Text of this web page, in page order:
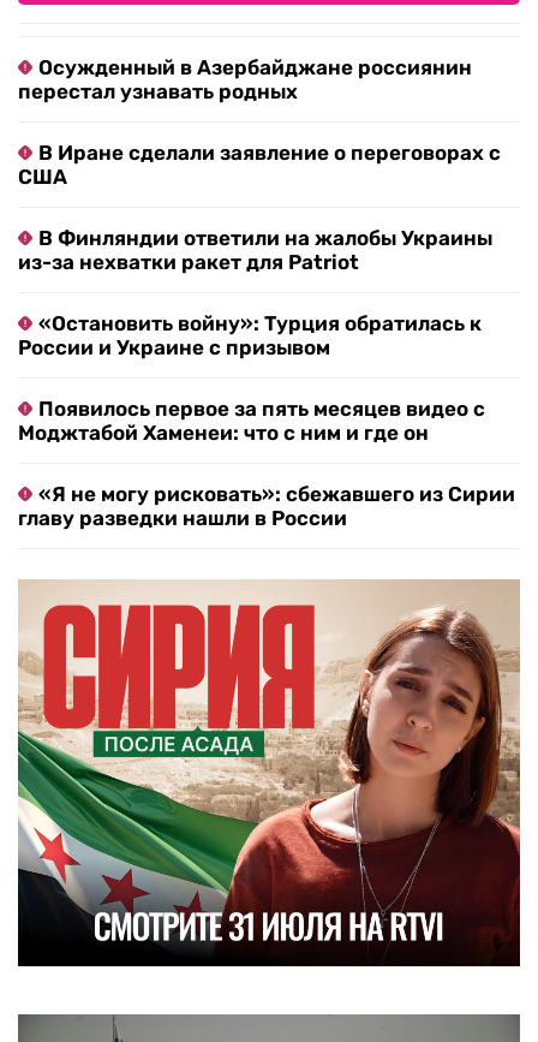
Осужденный в Азербайджане россиянин
перестал узнавать родных
В Иране сделали заявление о переговорах с
США
В Финляндии ответили на жалобы Украины
из-за нехватки ракет для Patriot
«Остановить войну»: Турция обратилась к
России и Украине с призывом
Появилось первое за пять месяцев видео с
Моджтабой Хаменеи: что с ним и где он
«Я не могу рисковать»: сбежавшего из Сирии
главу разведки нашли в России